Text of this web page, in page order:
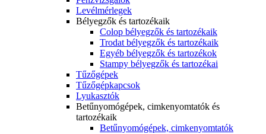
Levélmérlegek
Bélyegzők és tartozékaik
Colop bélyegzők és tartozékaik
Trodat bélyegzők és tartozékaik
Egyéb bélyegzők és tartozékok
Stampy bélyegzők és tartozékai
Tűzőgépek
Tűzőgépkapcsok
Lyukasztók
Betűnyomógépek, cimkenyomtatók és
tartozékaik
Betűnyomógépek, cimkenyomtatók